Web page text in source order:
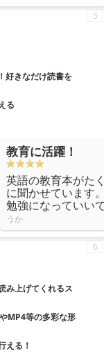
好きなだけ読書を
る
5
教育に活躍！
英語の教育本がた
に聞かせています
勉強になっていい
うか
み上げてくれるス
MP4等の多彩な形
える！
6